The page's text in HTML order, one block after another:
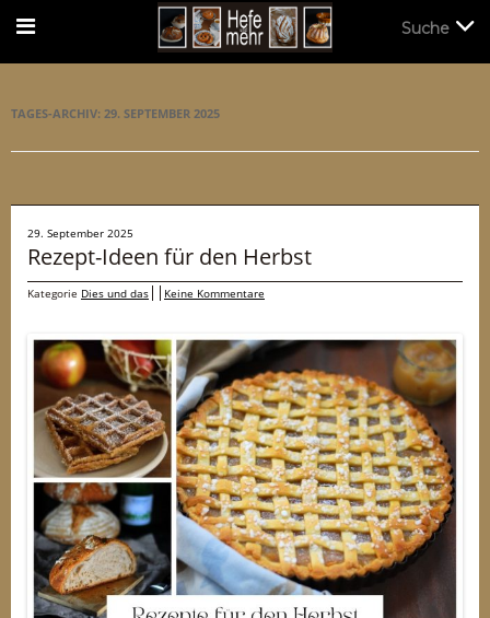
TAGES-ARCHIV: 29. SEPTEMBER 2025
29. September 2025
Rezept-Ideen für den Herbst
Kategorie Dies und das Keine Kommentare
Suche
Suche